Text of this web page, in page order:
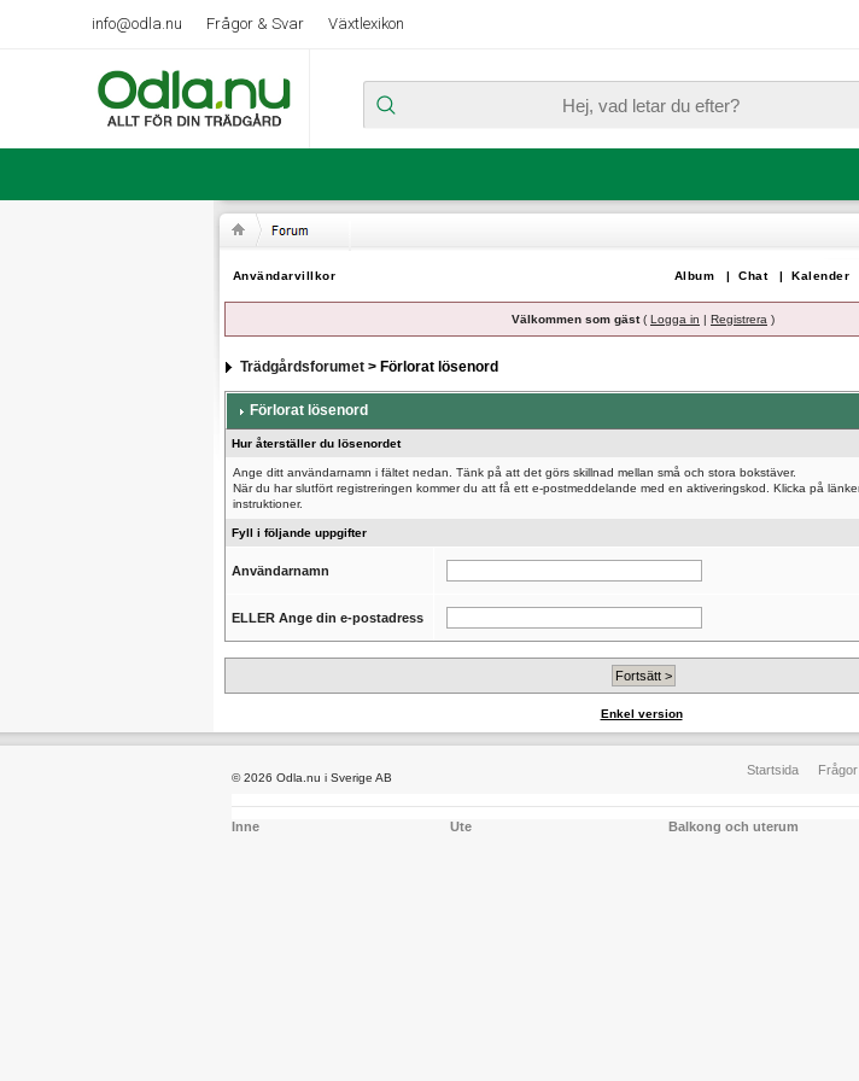
info@odla.nu Frågor & Svar Växtlexikon
Användarvillkor Kalender
Chat |
Album |
Välkommen som gäst( Logga in | Registrera )
Trädgårdsforumet> Förlorat lösenord
Förlorat lösenord
Hur återställer du lösenordet
Ange ditt användarnamn i fältet nedan. Tänk på att det görs skillnad mellan små och stora bokstäver.
När du har slutfört registreringen kommer du att få ett e-postmeddelande med en aktiveringskod. Klicka på
instruktioner.
Fyll i följande uppgifter
Användarnamn
ELLER Ange din e-postadress
Enkel version
© 2026 Odla.nu i Sverige AB
Startsida
Inne Ute Balkong och uterum